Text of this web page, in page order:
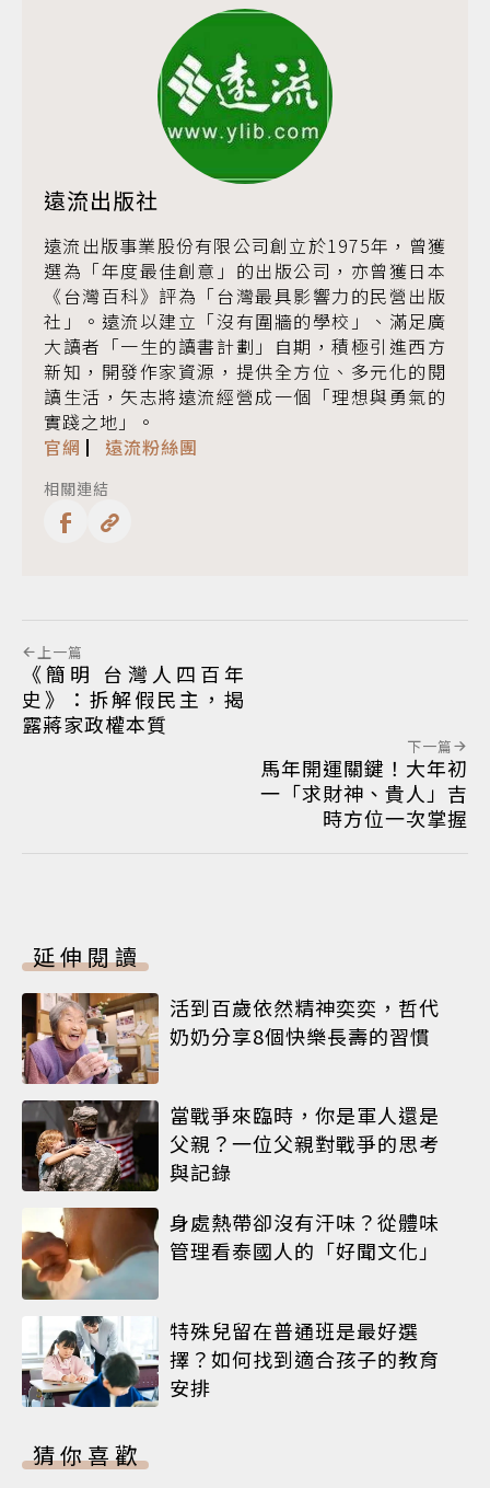
遠流出版社
遠流出版事業股份有限公司創立於1975年，曾獲
選為「年度最佳創意」的出版公司，亦曾獲日本
《台灣百科》評為「台灣最具影響力的民營出版
社」。遠流以建立「沒有圍牆的學校」、滿足廣
大讀者「一生的讀書計劃」自期，積極引進西方
新知，開發作家資源，提供全方位、多元化的閱
讀生活，矢志將遠流經營成一個「理想與勇氣的
實踐之地」。
官網 ▏ 遠流粉絲團
相關連結
上一篇
《簡明 台灣人四百年
史》：拆解假民主，揭
露蔣家政權本質
下一篇
馬年開運關鍵！大年初
一「求財神、貴人」吉
時方位一次掌握
延伸閱讀
活到百歲依然精神奕奕，哲代
奶奶分享8個快樂長壽的習慣
當戰爭來臨時，你是軍人還是
父親？一位父親對戰爭的思考
與記錄
身處熱帶卻沒有汗味？從體味
管理看泰國人的「好聞文化」
特殊兒留在普通班是最好選
擇？如何找到適合孩子的教育
安排
猜你喜歡